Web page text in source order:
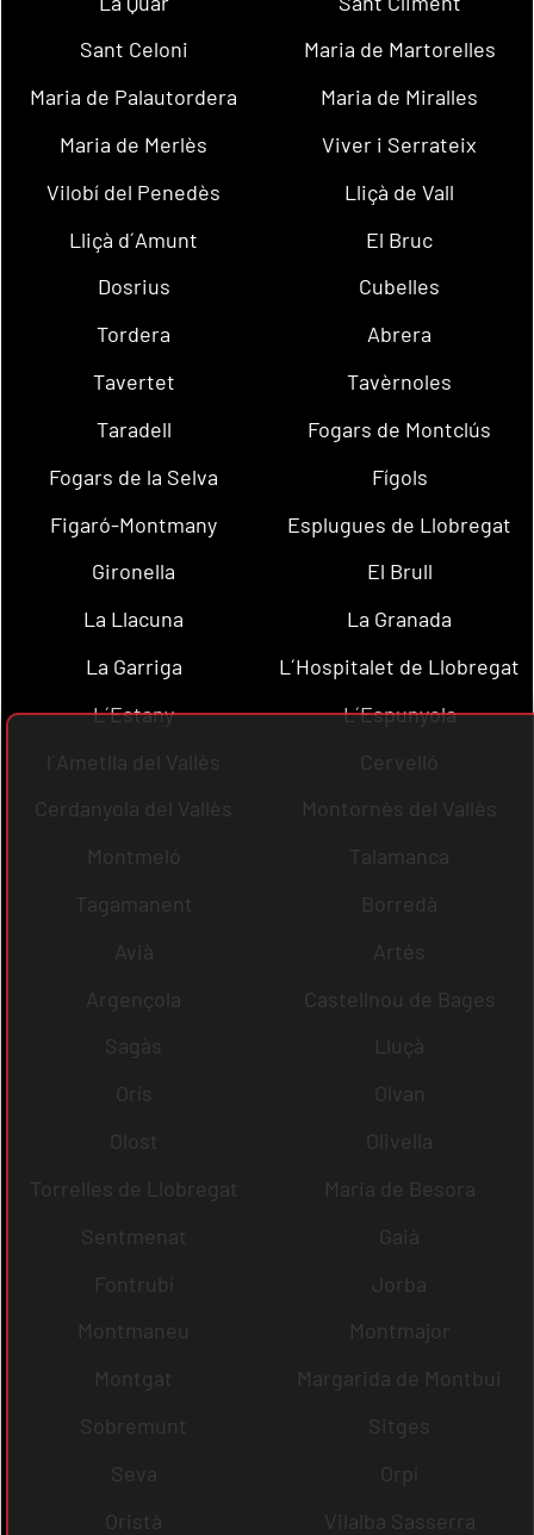
Sant Celoni
Maria de Martorelles
Maria de Palautordera
Maria de Miralles
Maria de Merlès
Viver i Serrateix
Vilobí del Penedès
Lliçà de Vall
Lliçà d´Amunt
El Bruc
Dosrius
Cubelles
Tordera
Abrera
Tavertet
Tavèrnoles
Taradell
Fogars de Montclús
Fogars de la Selva
Fígols
Figaró-Montmany
Esplugues de Llobregat
Gironella
El Brull
La Llacuna
La Granada
La Garriga
L´Hospitalet de Llobregat
L´Estany
L´Espunyola
l´Ametlla del Vallès
Cervelló
Cerdanyola del Vallès
Montornès del Vallès
Montmeló
Talamanca
Tagamanent
Borredà
Avià
Artés
Argençola
Castellnou de Bages
Sagàs
Lluçà
Orís
Olvan
Olost
Olivella
Torrelles de Llobregat
Maria de Besora
Sentmenat
Gaià
Fontrubí
Jorba
Montmaneu
Montmajor
Montgat
Margarida de Montbui
Sobremunt
Sitges
Seva
Orpí
Oristà
Vilalba Sasserra